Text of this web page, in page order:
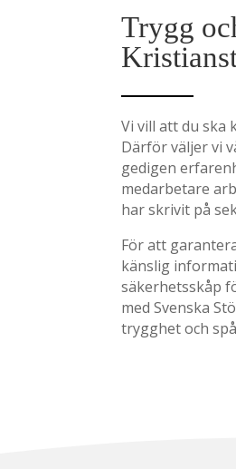
Trygg
Vi vill att du ska
Därför väljer vi
gedigen
medarbetare
har skrivit på
För att
känslig
säkerhetsskåp
med Svenska
trygghet och